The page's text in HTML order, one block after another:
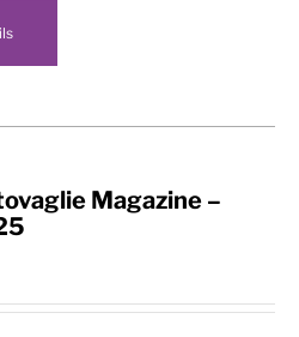
Magazine –